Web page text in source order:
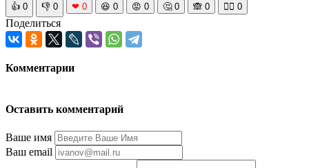
👍 0 👎 0 ❤ 0 😆 0 😡 0 🤔 0 🙈 0 🧘‍♀️ 0
Поделиться
Комментарии
Оставить комментарий
Ваше имя
Ваш email